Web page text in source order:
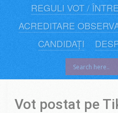
REGULI VOT /
ACREDITARE
CANDIDAȚI
Vot postat pe